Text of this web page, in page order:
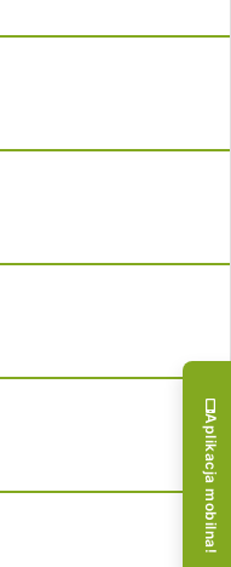
Aplikacja mobilna!